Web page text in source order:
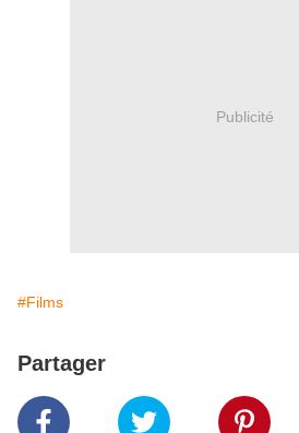
Publicité
#Films
Partager